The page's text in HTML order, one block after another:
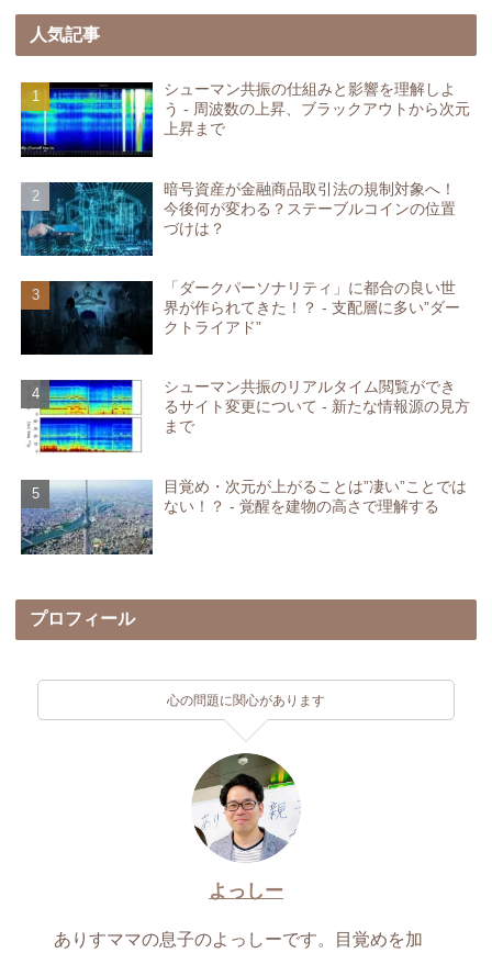
人気記事
シューマン共振の仕組みと影響を理解しよ
う - 周波数の上昇、ブラックアウトから次元
上昇まで
暗号資産が金融商品取引法の規制対象へ！
今後何が変わる？ステーブルコインの位置
づけは？
「ダークパーソナリティ」に都合の良い世
界が作られてきた！？ - 支配層に多い”ダー
クトライアド”
シューマン共振のリアルタイム閲覧ができ
るサイト変更について - 新たな情報源の見方
まで
目覚め・次元が上がることは”凄い”ことでは
ない！？ - 覚醒を建物の高さで理解する
プロフィール
心の問題に関心があります
よっしー
ありすママの息子のよっしーです。目覚めを加